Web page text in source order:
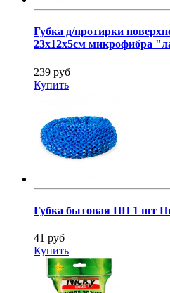
Губка д/протирки
23х12х5см микрофибра
239 руб
Купить
Губка бытовая ПП 1 шт
41 руб
Купить